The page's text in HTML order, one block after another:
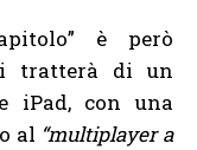
è però
tratterà di un
iPad, con una
al “multiplayer a